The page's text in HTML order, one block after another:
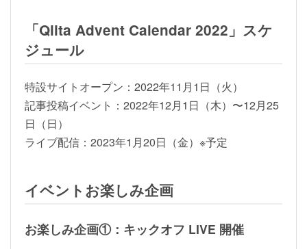
「Qiita Advent Calendar 2022」スケ
ジュール
特設サイトオープン：2022年11月1日（火）
記事投稿イベント：2022年12月1日（木）〜12月25
日（日）
ライブ配信：2023年1月20日（金）※予定
イベントお楽しみ企画
お楽しみ企画①：キックオフ LIVE 開催